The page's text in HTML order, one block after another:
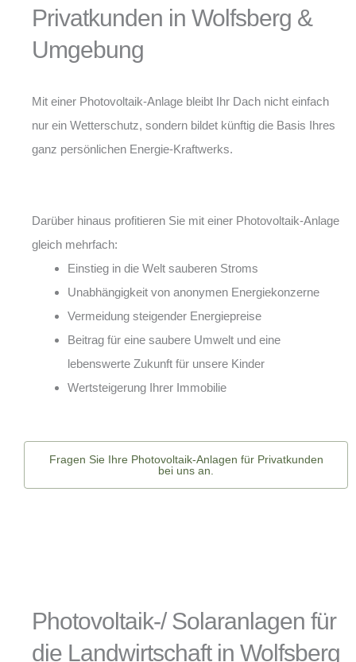
Privatkunden in Wolfsberg &
Umgebung
Mit einer Photovoltaik-Anlage bleibt Ihr Dach nicht einfach
nur ein Wetterschutz, sondern bildet künftig die Basis Ihres
ganz persönlichen Energie-Kraftwerks.
Darüber hinaus profitieren Sie mit einer Photovoltaik-Anlage
gleich mehrfach:
Einstieg in die Welt sauberen Stroms
Unabhängigkeit von anonymen Energiekonzerne
Vermeidung steigender Energiepreise
Beitrag für eine saubere Umwelt und eine
lebenswerte Zukunft für unsere Kinder
Wertsteigerung Ihrer Immobilie
Fragen Sie Ihre Photovoltaik-Anlagen für Privatkunden
bei uns an.
Photovoltaik-/ Solaranlagen für
die Landwirtschaft in Wolfsberg